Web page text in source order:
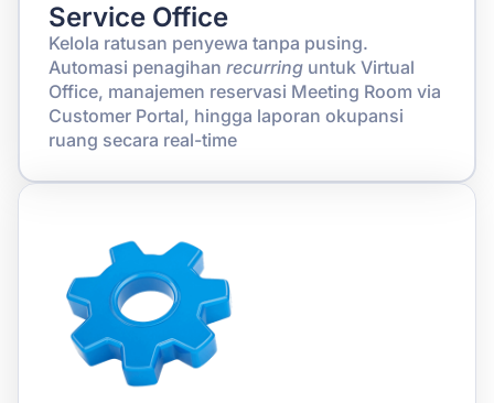
Service Office
Kelola ratusan penyewa tanpa pusing.
Automasi penagihan recurring untuk Virtual
Office, manajemen reservasi Meeting Room via
Customer Portal, hingga laporan okupansi
ruang secara real-time